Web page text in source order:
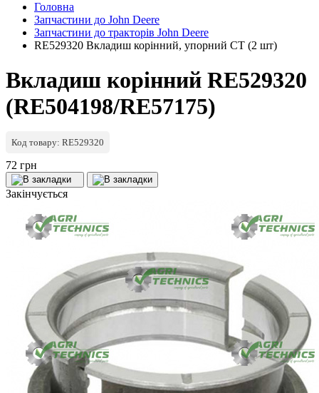
Головна
Запчастини до John Deere
Запчастини до тракторів John Deere
RE529320 Вкладиш корінний, упорний СТ (2 шт)
Вкладиш корінний RE529320
(RE504198/RE57175)
Код товару: RE529320
72 грн
Закінчується